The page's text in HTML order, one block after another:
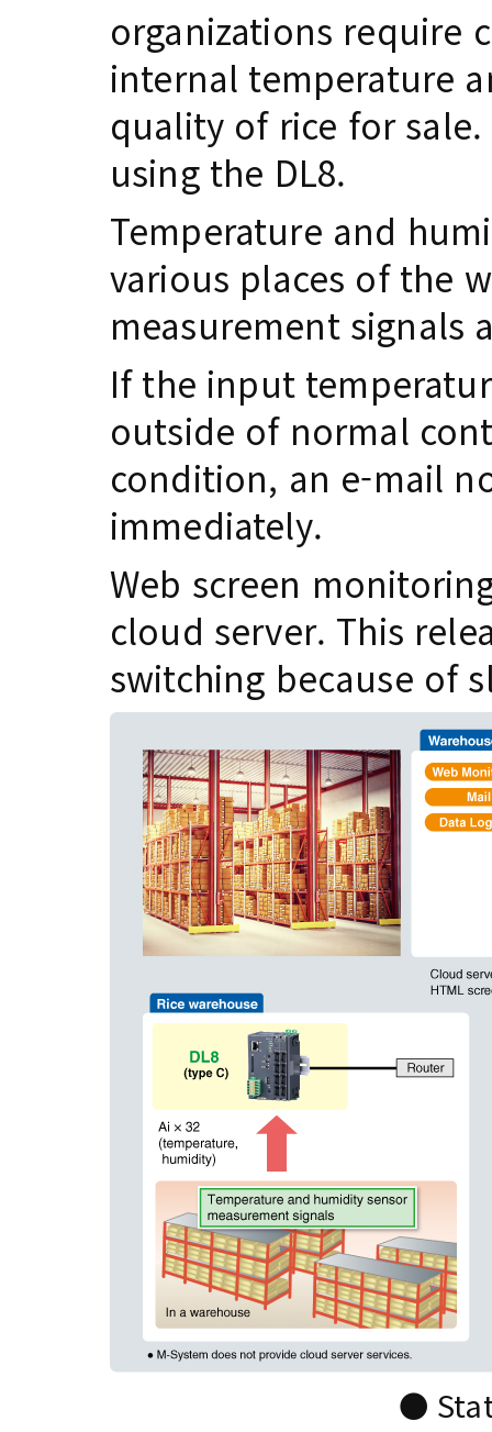
organizations require
internal temperature
quality of rice for
using the DL8.
Temperature and
various places of the
measurement signals
If the input
outside of normal
condition, an e-mail
immediately.
Web screen
cloud server. This
switching because of
●